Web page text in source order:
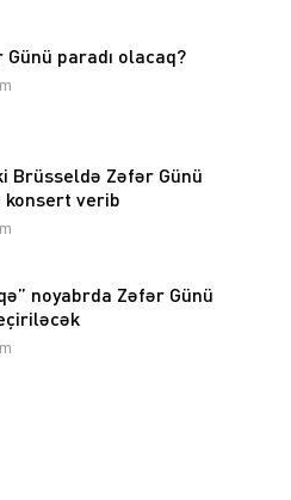
paradı olacaq?
Brüsseldə Zəfər Günü
verib
noyabrda Zəfər Günü